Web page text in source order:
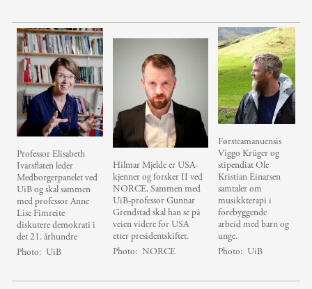
Professor Elisabeth
Ivarsflaten leder
Medborgerpanelet ved
UiB og skal sammen
med professor Anne
Lise Fimreite
diskutere demokrati i
det 21. århundre
Photo: UiB
Hilmar Mjelde er USA-
kjenner og forsker II ved
NORCE. Sammen med
UiB-professor Gunnar
Grendstad skal han se på
veien videre for USA
etter presidentskiftet.
Photo: NORCE
Førsteamanuensis
Viggo Krüger og
stipendiat Ole
Kristian Einarsen
samtaler om
musikkterapi i
forebyggende
arbeid med barn og
unge.
Photo: UiB